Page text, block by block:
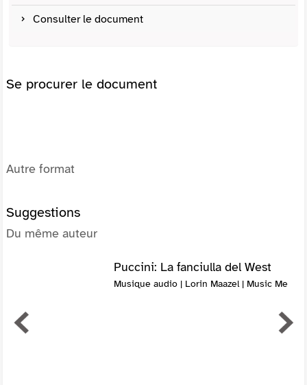
Consulter le document
Se procurer le document
Autre format
Suggestions
Du même auteur
Puccini: La fanciulla del West
Musique audio | Lorin Maazel | Music Me